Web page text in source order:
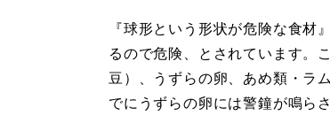
『球形という形状が危険な食材
るので危険、とされています。
豆）、うずらの卵、あめ類・ラ
でにうずらの卵には警鐘が鳴ら